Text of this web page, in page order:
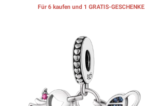
Für 6 kaufen und 1 GRATIS-GESCHENKE